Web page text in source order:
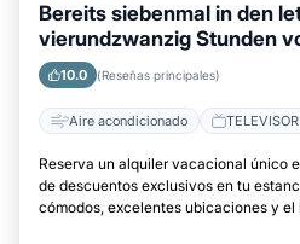
Bereits siebenmal in den
vierundzwanzig Stunden
10.0 (Reseñas principales)
Aire acondicionado TELEVISOR
Reserva un alquiler vacacional único
de descuentos exclusivos en tu
cómodos, excelentes ubicaciones y